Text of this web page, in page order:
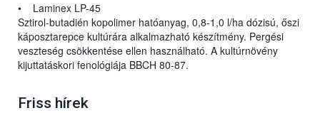
• Laminex LP-45
Sztirol-butadién kopolimer hatóanyag, 0,8-1,0 l/ha dózisú, őszi
káposztarepce kultúrára alkalmazható készítmény. Pergési
veszteség csökkentése ellen használható. A kultúrnövény
kijuttatáskori fenológiája BBCH 80-87.
Friss hírek